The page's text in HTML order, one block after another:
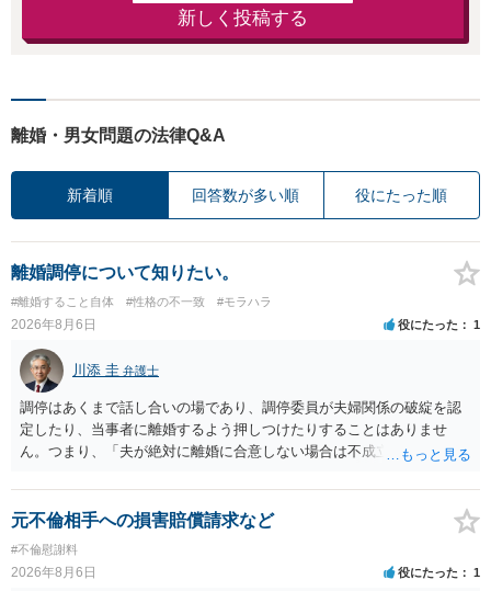
新しく投稿する
離婚・男女問題の法律Q&A
新着順 回答数が多い順 役にたった順
離婚調停について知りたい。
#離婚すること自体 #性格の不一致 #モラハラ
2026年8月6日 役にたった 1
川添 圭 弁護士
調停はあくまで話し合いの場であり、調停委員が夫婦関係の破綻を認
定したり、当事者に離婚するよう押しつけたりすることはありませ
ん。つまり、「夫が絶対に離婚に合意しない場合は不成立になり」、
きません。 調停段階での離婚成立を希望するなら、夫が離婚に前向き
になるような条件提示をする等、模索するほかありません（極端な話
をいえば、夫から「この条件なら離婚してもよい」として提示された
条件を全部丸呑みする、という方法しかないかもしれません）。た
だ、離婚訴訟をしたくないという考えを見透かされてしまうと、逆に
元不倫相手への損害賠償請求など
#不倫慰謝料
2026年8月6日 役にたった 1